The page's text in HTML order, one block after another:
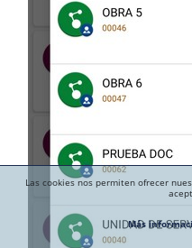
Las cookies nos permiten ofrecer
Más